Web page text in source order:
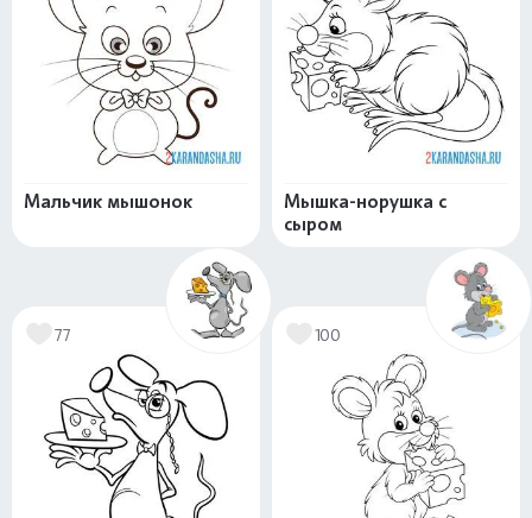
Мальчик мышонок
Мышка-норушка с
сыром
77 100